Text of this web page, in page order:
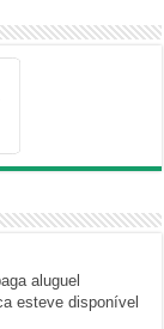
aluguel
esteve disponível